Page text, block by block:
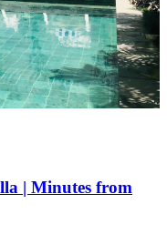
| Minutes from